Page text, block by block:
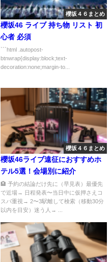
櫻坂４６まとめ
櫻坂46 ライブ 持ち物 リスト 初
心者 必須
```html .autopost-
btnwrap{display:block;text-
decoration:none;margin-to...
櫻坂４６まとめ
櫻坂46ライブ遠征におすすめホ
テル5選！会場別に紹介
🏨 予約の結論だけ先に（早見表）最優先
で近場→ 日程発表〜当日中に仮押さえコ
スパ重視→ 2〜3駅離して検索（移動30分
以内を目安）迷う人→ ...